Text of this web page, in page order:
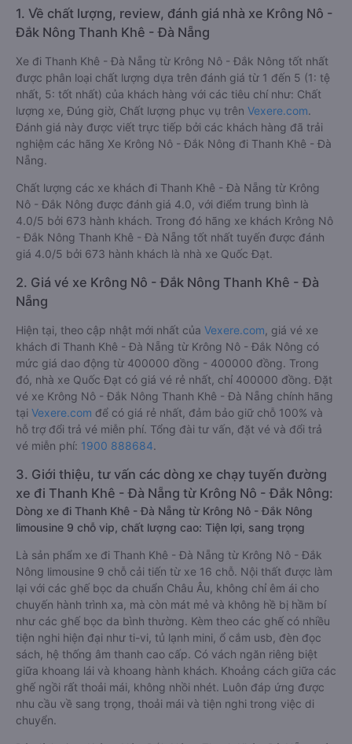
1. Về chất lượng, review, đánh giá nhà xe Krông Nô -
Đắk Nông Thanh Khê - Đà Nẵng
Xe đi Thanh Khê - Đà Nẵng từ Krông Nô - Đắk Nông tốt nhất
được phân loại chất lượng dựa trên đánh giá từ 1 đến 5 (1: tệ
nhất, 5: tốt nhất) của khách hàng với các tiêu chí như: Chất
lượng xe, Đúng giờ, Chất lượng phục vụ trên Vexere.com.
Đánh giá này được viết trực tiếp bởi các khách hàng đã trải
nghiệm các hãng Xe Krông Nô - Đắk Nông đi Thanh Khê - Đà
Nẵng.
Chất lượng các xe khách đi Thanh Khê - Đà Nẵng từ Krông
Nô - Đắk Nông được đánh giá 4.0, với điểm trung bình là
4.0/5 bởi 673 hành khách. Trong đó hãng xe khách Krông Nô
- Đắk Nông Thanh Khê - Đà Nẵng tốt nhất tuyến được đánh
giá 4.0/5 bởi 673 hành khách là nhà xe Quốc Đạt.
2. Giá vé xe Krông Nô - Đắk Nông Thanh Khê - Đà
Nẵng
Hiện tại, theo cập nhật mới nhất của Vexere.com , giá vé xe
khách đi Thanh Khê - Đà Nẵng từ Krông Nô - Đắk Nông có
mức giá dao động từ 400000 đồng - 400000 đồng. Trong
đó, nhà xe Quốc Đạt có giá vé rẻ nhất, chỉ 400000 đồng. Đặt
vé xe Krông Nô - Đắk Nông Thanh Khê - Đà Nẵng chính hãng
tại Vexere.com để có giá rẻ nhất, đảm bảo giữ chỗ 100% và
hỗ trợ đổi trả vé miễn phí. Tổng đài tư vấn, đặt vé và đổi trả
vé miễn phí: 1900 888684.
3. Giới thiệu, tư vấn các dòng xe chạy tuyến đường
xe đi Thanh Khê - Đà Nẵng từ Krông Nô - Đắk Nông:
Dòng xe đi Thanh Khê - Đà Nẵng từ Krông Nô - Đắk Nông
limousine 9 chỗ vip, chất lượng cao: Tiện lợi, sang trọng
Là sản phẩm xe đi Thanh Khê - Đà Nẵng từ Krông Nô - Đắk
Nông limousine 9 chỗ cải tiến từ xe 16 chỗ. Nội thất được làm
lại với các ghế bọc da chuẩn Châu Âu, không chỉ êm ái cho
chuyến hành trình xa, mà còn mát mẻ và không hề bị hầm bí
như các ghế bọc da bình thường. Kèm theo các ghế có nhiều
tiện nghi hiện đại như ti-vi, tủ lạnh mini, ổ cắm usb, đèn đọc
sách, hệ thống âm thanh cao cấp. Có vách ngăn riêng biệt
giữa khoang lái và khoang hành khách. Khoảng cách giữa các
ghế ngồi rất thoải mái, không nhồi nhét. Luôn đáp ứng được
nhu cầu về sang trọng, thoải mái và tiện nghi trong việc di
chuyển.